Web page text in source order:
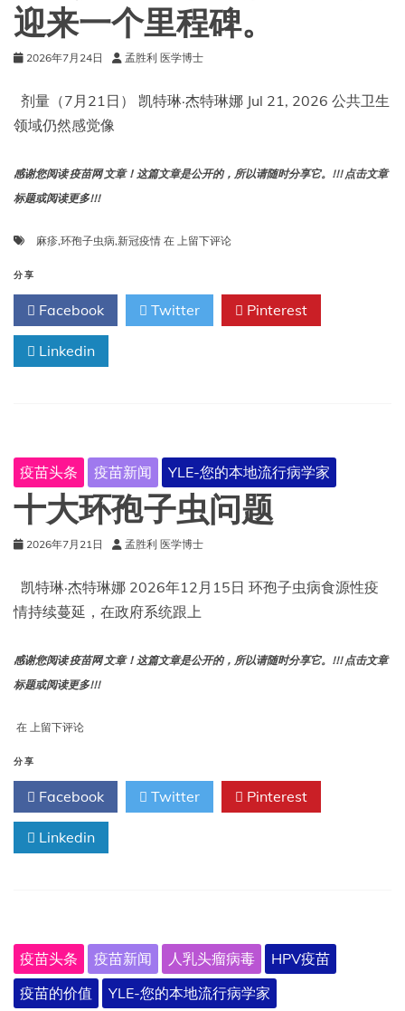
迎来一个里程碑。
2026年7月24日 孟胜利 医学博士
剂量（7月21日） 凯特琳·杰特琳娜 Jul 21, 2026 公共卫生
领域仍然感觉像
感谢您阅读 疫苗网 文章！这篇文章是公开的，所以请随时分享它。!!! 点击文章
标题或阅读更多!!!
麻疹,环孢子虫病,新冠疫情 在 新
情
卷
土
病
肆
虐，
麻
也
将
迎
来
个
上留下评论
分享
Facebook Twitter Pinterest
Linkedin
疫苗头条 疫苗新闻 YLE-您的本地流行病学家
十大环孢子虫问题
2026年7月21日 孟胜利 医学博士
凯特琳·杰特琳娜 2026年12月15日 环孢子虫病食源性疫
情持续蔓延，在政府系统跟上
感谢您阅读 疫苗网 文章！这篇文章是公开的，所以请随时分享它。!!! 点击文章
标题或阅读更多!!!
在 十
环
孢
子
虫
问
题
上留下评论
分享
Facebook Twitter Pinterest
Linkedin
疫苗头条 疫苗新闻 人乳头瘤病毒
HPV疫苗
疫苗的价值
YLE-您的本地流行病学家